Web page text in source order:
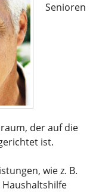
Senioren
der auf die
ist.
wie z. B.